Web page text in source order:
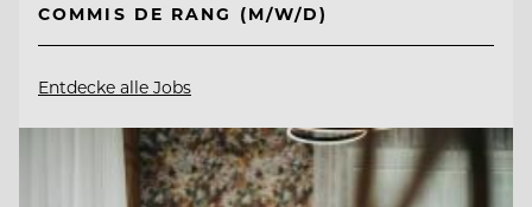
COMMIS DE RANG (M/W/D)
Entdecke alle Jobs